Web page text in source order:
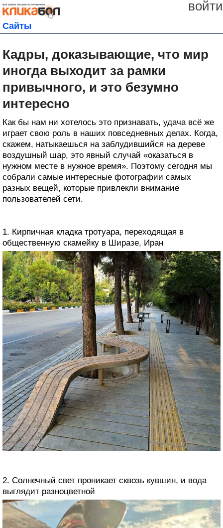
войти
Сайты
Кадры, доказывающие, что мир
иногда выходит за рамки
привычного, и это безумно
интересно
Как бы нам ни хотелось это признавать, удача всё же
играет свою роль в наших повседневных делах. Когда,
скажем, натыкаешься на заблудившийся на дереве
воздушный шар, это явный случай «оказаться в
нужном месте в нужное время». Поэтому сегодня мы
собрали самые интересные фотографии самых
разных вещей, которые привлекли внимание
пользователей сети.
1. Кирпичная кладка тротуара, переходящая в
общественную скамейку в Ширазе, Иран
2. Солнечный свет проникает сквозь кувшин, и вода
выглядит разноцветной